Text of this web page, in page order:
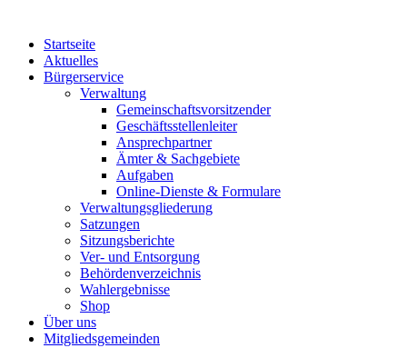
Startseite
Aktuelles
Bürgerservice
Verwaltung
Gemeinschaftsvorsitzender
Geschäftsstellenleiter
Ansprechpartner
Ämter & Sachgebiete
Aufgaben
Online-Dienste & Formulare
Verwaltungsgliederung
Satzungen
Sitzungsberichte
Ver- und Entsorgung
Behördenverzeichnis
Wahlergebnisse
Shop
Über uns
Mitgliedsgemeinden